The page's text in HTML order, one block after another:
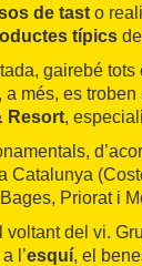
de tast o
típics
gairebé
a més, es
Resort,
Catalunya
Priorat i
voltant del vi.
l’esquí, el